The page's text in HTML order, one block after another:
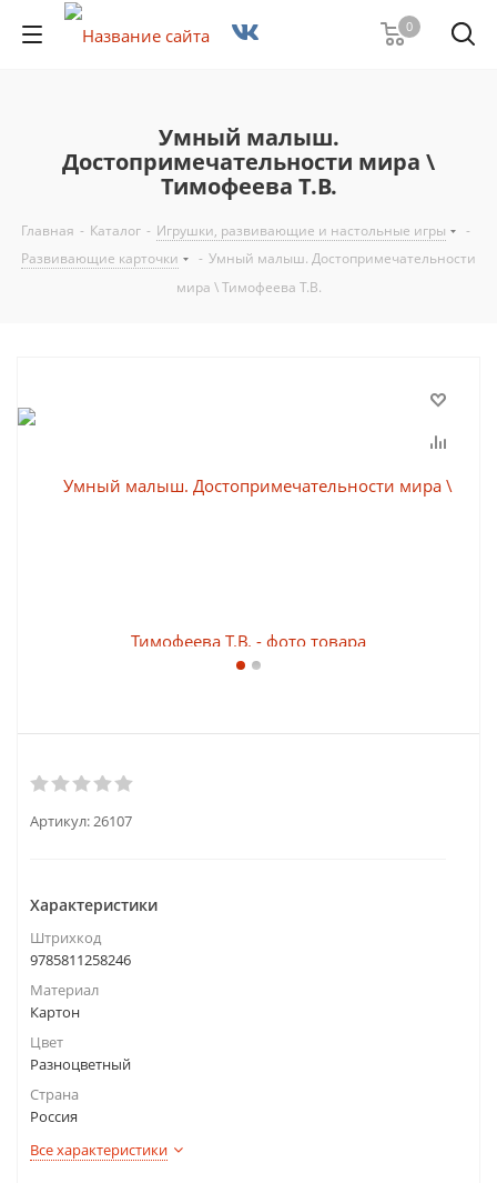
0
Умный малыш.
Достопримечательности мира \
Тимофеева Т.В.
Главная - Каталог - Игрушки, развивающие и настольные игры
-
Развивающие карточки
- Умный малыш. Достопримечательности
мира \ Тимофеева Т.В.
Артикул:26107
Характеристики
Штрихкод
9785811258246
Материал
Картон
Цвет
Разноцветный
Страна
Россия
Все характеристики